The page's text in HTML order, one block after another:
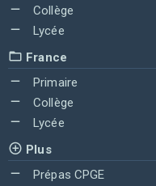
Collège
Lycée
France
Primaire
Collège
Lycée
Plus
Prépas CPGE